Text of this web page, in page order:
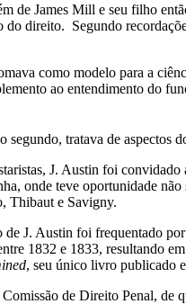
de James Mill e seu filho
direito. Segundo
como modelo para a
ao entendimento do
segundo, tratava de aspectos
J. Austin foi convidado
onde teve oportunidade não
Thibaut e Savigny.
J. Austin foi frequentado
1832 e 1833, resultando
, seu único livro publicado
de Direito Penal, de